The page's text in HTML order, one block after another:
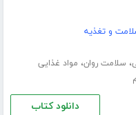
و تغذیه
، سلامت روان، مواد غذایی
دانلود کتاب